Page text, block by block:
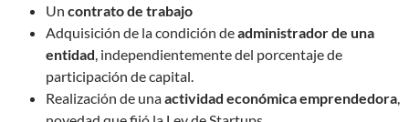
Un contrato de trabajo
Adquisición de la condición deadministrador de una
entidad, independientemente del porcentaje de
participación de capital.
Realización de unaactividad económicaemprendedora,